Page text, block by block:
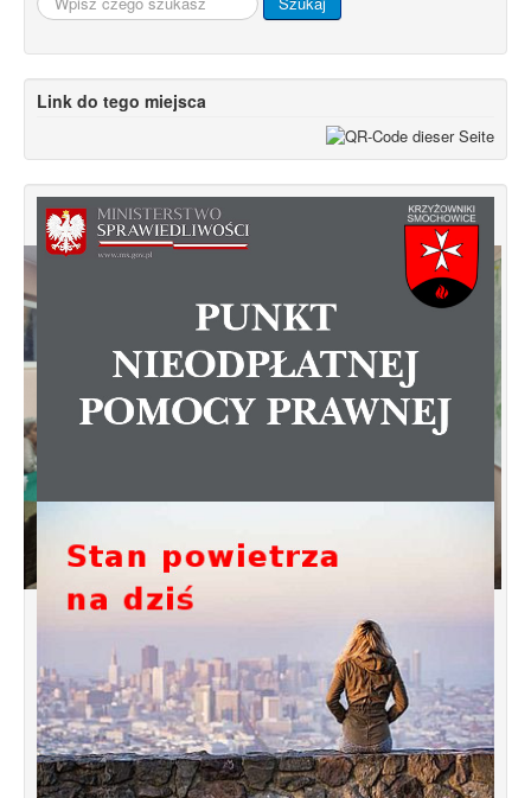
Spotkanie informacyjne w sprawie terenu
przy ulicy Przytocznej
Link do tego miejsca